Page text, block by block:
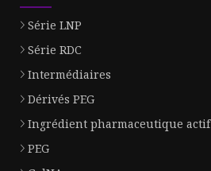
Série LNP
Série RDC
Intermédiaires
Dérivés PEG
Ingrédient pharmaceutique actif
PEG